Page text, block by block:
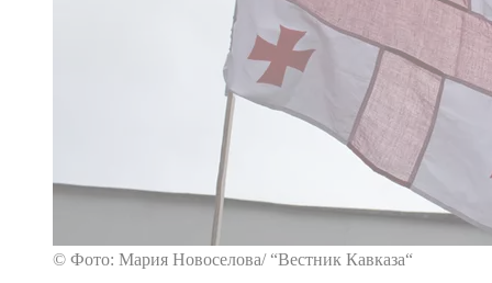
© Фото: Мария Новоселова/ “Вестник Кавказа“